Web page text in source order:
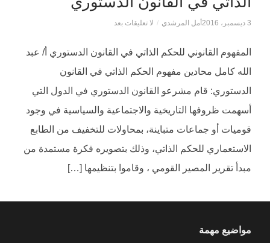
3 ديسمبر، 2016 أمل المرشدي / لا تعليقات بعد
المفهوم القانوني للحكم الذاتي في القانون الدستوري أ/ عبد
الله كامل محادين مفهوم الحكم الذاتي في القانون
الدستوري: قام مشرعو القانون الدستوري في الدول التي
أسهمت ظروفها التاريخية والاجتماعية والسياسية في وجود
قوميات أو جماعات متباينة، بمحاولات للتخفيف من الطابع
الاستعماري للحكم الذاتي، وذلك بتصويره فكرة مستمدة من
مبدأ تقرير المصير القومي ، وقاموا بتنظيمها […]
مواضيع مهمة